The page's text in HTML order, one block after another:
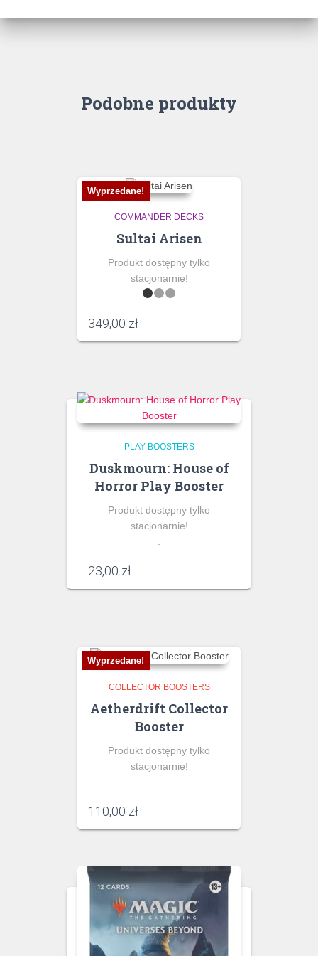
Podobne produkty
Wyprzedane!
COMMANDER DECKS
Sultai Arisen
Produkt dostępny tylko
stacjonarnie!
349,00 zł
PLAY BOOSTERS
Duskmourn: House of
Horror Play Booster
Produkt dostępny tylko
stacjonarnie!
.
23,00 zł
Wyprzedane!
COLLECTOR BOOSTERS
Aetherdrift Collector
Booster
Produkt dostępny tylko
stacjonarnie!
110,00 zł